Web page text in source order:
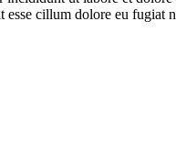
cillum dolore eu